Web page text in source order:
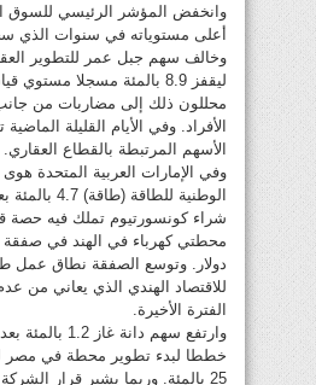
وانخفض المؤشر الرئيسي للسوق
أعلى مستوياته في سنوات الذي
وخالف سهم جبل عمر للتطوير
ليقفز 8.9 بالمئة مسجلا
محللون ذلك إلى مضاربات من
الأفراد. وفي الأيام القليلة
الأسهم المرتبطة بالقطاع العقاري.
وفي الإمارات العربية المتحدة
الوطنية
دولار. وتوسع الصفقة نطاق عمل
للاقتصاد الهندي الذي يعاني من
الفترة الأخيرة.
وارتفع سهم دانة
خططا لبدء تطوير محطة في مصر
25 بالمئة. وربما يشير قرار